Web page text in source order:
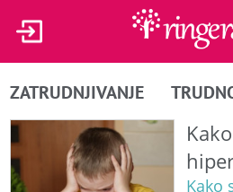
ZATRUDNJIVANJE
Kako